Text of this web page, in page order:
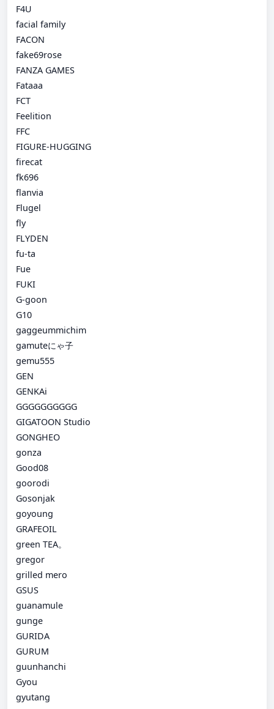
F4U
facial family
FACON
fake69rose
FANZA GAMES
Fataaa
FCT
Feelition
FFC
FIGURE-HUGGING
firecat
fk696
flanvia
Flugel
fly
FLYDEN
fu-ta
Fue
FUKI
G-goon
G10
gaggeummichim
gamuteにゃ子
gemu555
GEN
GENKAi
GGGGGGGGGG
GIGATOON Studio
GONGHEO
gonza
Good08
goorodi
Gosonjak
goyoung
GRAFEOIL
green TEA。
gregor
grilled mero
GSUS
guanamule
gunge
GURIDA
GURUM
guunhanchi
Gyou
gyutang